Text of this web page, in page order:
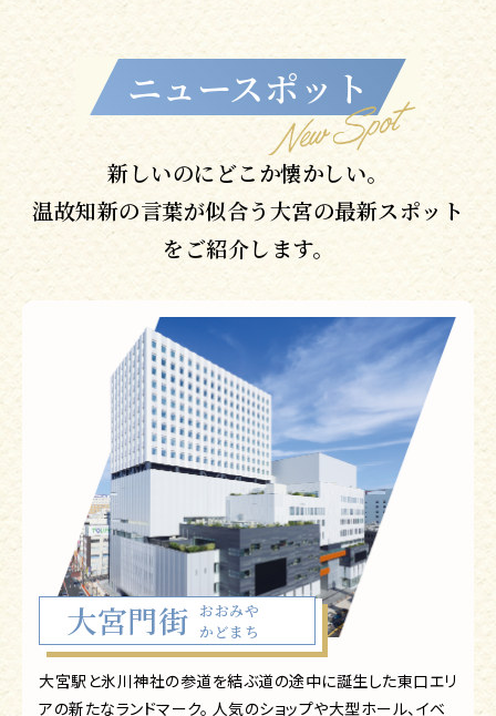
ニュースポット
新しいのにどこか懐かしい。
温故知新の言葉が似合う大宮の最新スポット
をご紹介します。
大宮門街 おおみや
かどまち
大宮駅と氷川神社の参道を結ぶ道の途中に誕生した東口エリ
アの新たなランドマーク。 人気のショップや大型ホール、イベ